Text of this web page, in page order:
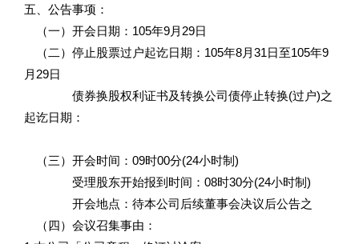
五、公告事项：
（一）开会日期：105年9月29日
（二）停止股票过户起讫日期：105年8月31日至105年9
月29日
债券换股权利证书及转换公司债停止转换(过户)之
起讫日期：
（三）开会时间：09时00分(24小时制)
受理股东开始报到时间：08时30分(24小时制)
开会地点：待本公司后续董事会决议后公告之
（四）会议召集事由：